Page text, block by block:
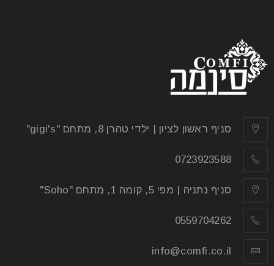
סניף ראשון לציון | ילדי טהרן 8, מתחם "gigi's"
0723923588
סניף נתניה | מפי 5, קומה 1, מתחם "Soho"
0559704262
info@comfi.co.il